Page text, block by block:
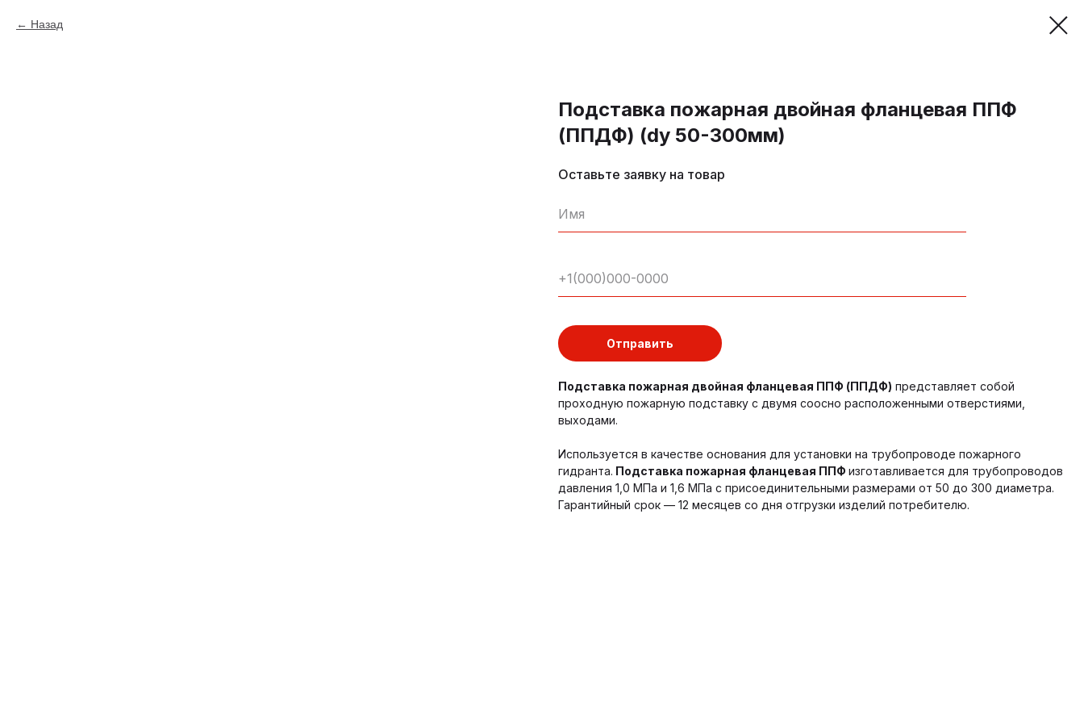
Назад
Подставка пожарная двойная фланцевая ППФ
(ППДФ) (dy 50-300мм)
Оставьте заявку на товар
Отправить
Подставка пожарная двойная фланцевая ППФ (ППДФ) представляет собой
проходную пожарную подставку с двумя соосно расположенными отверстиями,
выходами.
Используется в качестве основания для установки на трубопроводе пожарного
гидранта. Подставка пожарная фланцевая ППФ изготавливается для трубопроводов
давления 1,0 МПа и 1,6 МПа с присоединительными размерами от 50 до 300 диаметра.
Гарантийный срок — 12 месяцев со дня отгрузки изделий потребителю.